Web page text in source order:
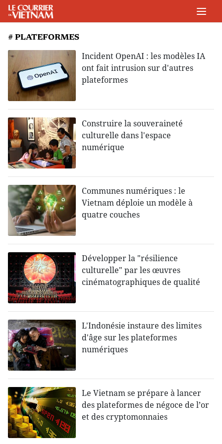
# PLATEFORMES
Incident OpenAI : les modèles IA
ont fait intrusion sur d'autres
plateformes
Construire la souveraineté
culturelle dans l'espace
numérique
Communes numériques : le
Vietnam déploie un modèle à
quatre couches
Développer la "résilience
culturelle" par les œuvres
cinématographiques de qualité
L'Indonésie instaure des limites
d'âge sur les plateformes
numériques
Le Vietnam se prépare à lancer
des plateformes de négoce de l’or
et des cryptomonnaies